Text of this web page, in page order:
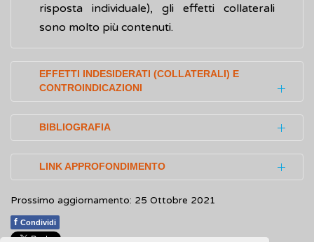
risposta individuale), gli effetti collaterali
sono molto più contenuti.
EFFETTI INDESIDERATI (COLLATERALI) E
CONTROINDICAZIONI
Se presa nelle quantità raccomandate, la
glucosamina solfato è ben tollerata.
Gli effetti indesiderati (effetti collaterali)
riportati sono molto rari, tuttavia, l'uso orale
di glucosamina solfato può causare nausea,
bruciore di stomaco,costipazione
BIBLIOGRAFIA
EFSA Panel on Dietetic Products, Nutrition
and Allergies (NDA).Scientific Opinion on
the substantiation of a health claim related
to glucosamine and maintenance of normal
LINK APPROFONDIMENTO
Mayo Clinic.Glucosamine(Inglese)
National Institutes of Health (NIH). National
Prossimo aggiornamento: 25 Ottobre 2021
f Condividi